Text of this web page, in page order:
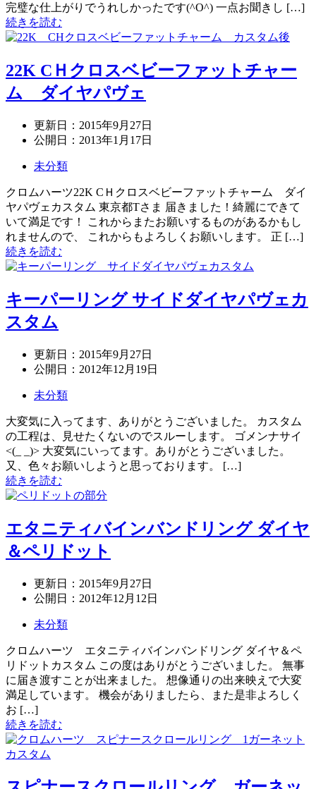
完璧な仕上がりでうれしかったです(^O^) 一点お聞きし […]
続きを読む
22K CＨクロスベビーファットチャー
ム ダイヤパヴェ
更新日： 2015年9月27日
公開日： 2013年1月17日
未分類
クロムハーツ22K CＨクロスベビーファットチャーム ダイ
ヤパヴェカスタム 東京都Tさま 届きました！綺麗にできて
いて満足です！ これからまたお願いするものがあるかもし
れませんので、 これからもよろしくお願いします。 正 […]
続きを読む
キーパーリング サイドダイヤパヴェカ
スタム
更新日： 2015年9月27日
公開日： 2012年12月19日
未分類
大変気に入ってます、ありがとうございました。 カスタム
の工程は、見せたくないのでスルーします。 ゴメンナサイ
<(_ _)> 大変気にいってます。ありがとうございました。
又、色々お願いしようと思っております。 […]
続きを読む
エタニティバインバンドリング ダイヤ
＆ペリドット
更新日： 2015年9月27日
公開日： 2012年12月12日
未分類
クロムハーツ エタニティバインバンドリング ダイヤ＆ペ
リドットカスタム この度はありがとうございました。 無事
に届き渡すことが出来ました。 想像通りの出来映えで大変
満足しています。 機会がありましたら、また是非よろしく
お […]
続きを読む